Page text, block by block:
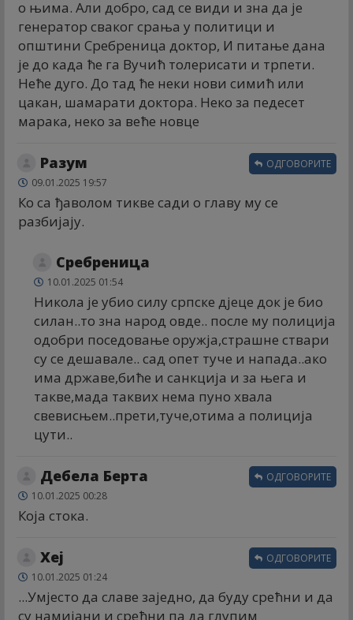
о њима. Али добро, сад се види и зна да је
генератор сваког срања у политици и
општини Сребреница доктор, И питање дана
је до када ће га Вучић толерисати и трпети.
Неће дуго. До тад ће неки нови симић или
цакан, шамарати доктора. Неко за педесет
марака, неко за веће новце
Разум
09.01.2025 19:57
Ко са ђаволом тикве сади о главу му се
разбијају.
ОДГОВОРИТЕ
Сребреница
10.01.2025 01:54
Никола је убио силу српске дјеце док је био
силан..то зна народ овде.. после му полиција
одобри поседовање оружја,страшне ствари
су се дешавале.. сад опет туче и напада..ако
има државе,биће и санкција и за њега и
такве,мада таквих нема пуно хвала
свевисњем..прети,туче,отима а полиција
цути..
Дебела Берта
10.01.2025 00:28
Која стока.
ОДГОВОРИТЕ
Хеј
10.01.2025 01:24
...Умјесто да славе заједно, да буду срећни и да
су намијани и срећни па да глупим
ОДГОВОРИТЕ